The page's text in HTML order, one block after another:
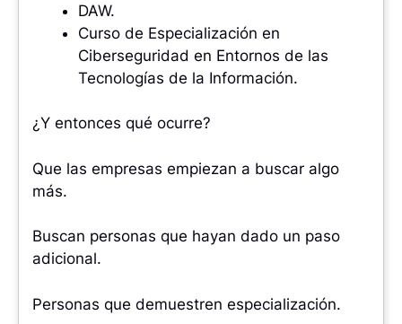
DAW.
Curso de Especialización en
Ciberseguridad en Entornos de las
Tecnologías de la Información.
¿Y entonces qué ocurre?
Que las empresas empiezan a buscar algo
más.
Buscan personas que hayan dado un paso
adicional.
Personas que demuestren especialización.